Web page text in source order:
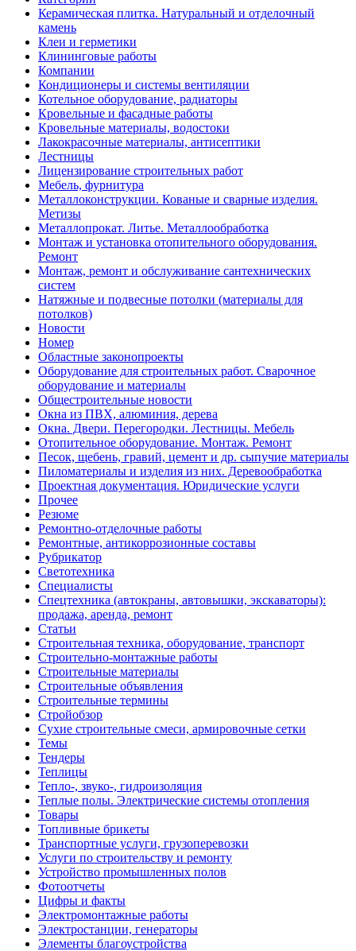
Керамическая плитка. Натуральный и отделочный
камень
Клеи и герметики
Клининговые работы
Компании
Кондиционеры и системы вентиляции
Котельное оборудование, радиаторы
Кровельные и фасадные работы
Кровельные материалы, водостоки
Лакокрасочные материалы, антисептики
Лестницы
Лицензирование строительных работ
Мебель, фурнитура
Металлоконструкции. Кованые и сварные изделия.
Метизы
Металлопрокат. Литье. Металлообработка
Монтаж и установка отопительного оборудования.
Ремонт
Монтаж, ремонт и обслуживание сантехнических
систем
Натяжные и подвесные потолки (материалы для
потолков)
Новости
Номер
Областные законопроекты
Оборудование для строительных работ. Сварочное
оборудование и материалы
Общестроительные новости
Окна из ПВХ, алюминия, дерева
Окна. Двери. Перегородки. Лестницы. Мебель
Отопительное оборудование. Монтаж. Ремонт
Песок, щебень, гравий, цемент и др. сыпучие материалы
Пиломатериалы и изделия из них. Деревообработка
Проектная документация. Юридические услуги
Прочее
Резюме
Ремонтно-отделочные работы
Ремонтные, антикоррозионные составы
Рубрикатор
Светотехника
Специалисты
Спецтехника (автокраны, автовышки, экскаваторы):
продажа, аренда, ремонт
Статьи
Строительная техника, оборудование, транспорт
Строительно-монтажные работы
Строительные материалы
Строительные объявления
Строительные термины
Стройобзор
Сухие строительные смеси, армировочные сетки
Темы
Тендеры
Теплицы
Тепло-, звуко-, гидроизоляция
Теплые полы. Электрические системы отопления
Товары
Топливные брикеты
Транспортные услуги, грузоперевозки
Услуги по строительству и ремонту
Устройство промышленных полов
Фотоотчеты
Цифры и факты
Электромонтажные работы
Электростанции, генераторы
Элементы благоустройства